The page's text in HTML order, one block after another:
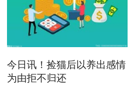
今日讯！捡猫后以养出感情
为由拒不归还